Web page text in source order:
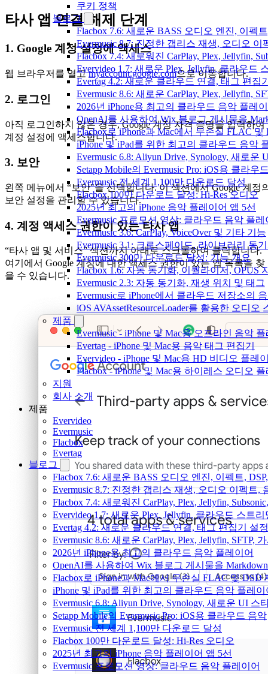
쿠키 정책
블로그
Flacbox 7.6: 새로운 BASS 오디오 엔진, 이펙
Evermusic 8.7: 진정한 갭리스 재생, 오디오
Flacbox 7.4: 새로워진 CarPlay, Plex, Jellyfin,
Evervideo 1.7: 새로운 Plex, Jellyfin, 클라우드
Evertag 4.2: 새로운 클라우드 연결, 태그 편집
Evermusic 8.6: 새로운 CarPlay, Plex, Jellyfin,
2026년 iPhone용 최고의 클라우드 음악 플레
OpenAI를 사용하여 Wix 블로그 게시물을
Flacbox로 iPhone과 Mac에서 무손실 FLAC 및
iPhone 및 iPad를 위한 최고의 클라우드 음악
Evermusic 6.8: Aliyun Drive, Synology, 새로운
Setapp Mobile의 Evermusic Pro: iOS용 클라우
Evermusic 전 세계 1,100만 다운로드 달성
Flacbox 100만 다운로드 달성: Hi-Res 오디오
2025년 최고의 iPhone 음악 플레이어 앱 5선
Evermusic 프로모션 영상: 클라우드 음악 플레
Evermusic 3.6: CarPlay, VoiceOver 및 기타 기능
Evermusic 3.1: 크로스페이드, 라이브러리 동
Evermusic 300만 다운로드 달성: 기능 개요
Flacbox 1.6: 자동 동기화, 이퀄라이저, OPUS
Evermusic 2.3: 자동 동기화, 재생 위치 및 태그
Evermusic로 iPhone에서 클라우드 저장소의
iOS AVAssetResourceLoader를 활용한 오디오
제품
Evermusic - iPhone 및 Mac용 오프라인 음악
Evertag - iPhone 및 Mac용 음악 태그 편집기
Evervideo - iPhone 및 Mac용 HD 비디오 플레
Flacbox - iPhone 및 Mac용 하이레스 오디오
지원
회사 소개
제품
Evervideo
Evermusic
Flacbox
Evertag
블로그
Flacbox 7.6: 새로운 BASS 오디오 엔진, 이펙트,
Evermusic 8.7: 진정한 갭리스 재생, 오디오 이펙트
Flacbox 7.4: 새로워진 CarPlay, Plex, Jellyfin,
Evervideo 1.7: 새로운 Plex, Jellyfin, 클라우드 스트
Evertag 4.2: 새로운 클라우드 연결, 태그 편집기 설
Evermusic 8.6: 새로운 CarPlay, Plex, Jellyfin, SFTP,
2026년 iPhone용 최고의 클라우드 음악 플레이어
OpenAI를 사용하여 Wix 블로그 게시물을
Flacbox로 iPhone과 Mac에서 무손실 FLAC 및 DSD
iPhone 및 iPad를 위한 최고의 클라우드 음악 플레이
Evermusic 6.8: Aliyun Drive, Synology, 새로운 UI 스
Setapp Mobile의 Evermusic Pro: iOS용 클라우드 음악
Evermusic 전 세계 1,100만 다운로드 달성
Flacbox 100만 다운로드 달성: Hi-Res 오디오
2025년 최고의 iPhone 음악 플레이어 앱 5선
Evermusic 프로모션 영상: 클라우드 음악 플레이어
타사 앱 연결 해제 단계
1. Google 계정 설정에 액세스
웹 브라우저를 열고myaccount.google.com으로 이동합니다.
2. 로그인
아직 로그인하지 않은 경우, Google 계정 자격 증명을 입력하여
계정 설정에 액세스합니다.
3. 보안
왼쪽 메뉴에서 “보안"을 선택합니다. 이 섹션에서 Google 계정
보안 설정을 관리할 수 있습니다.
4. 계정 액세스 권한이 있는 타사 앱
“타사 앱 및 서비스” 섹션까지 아래로 스크롤하여 클릭합니다.
여기에서 Google 계정에 대한 액세스 권한이 있는 앱 목록을 찾
을 수 있습니다.